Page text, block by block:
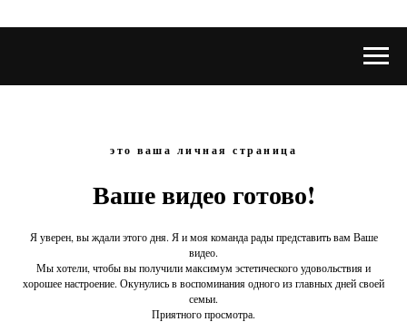
это ваша личная страница
Ваше видео готово!
Я уверен, вы ждали этого дня. Я и моя команда рады представить вам Ваше
видео.
Мы хотели, чтобы вы получили максимум эстетического удовольствия и
хорошее настроение. Окунулись в воспоминания одного из главных дней своей
семьи.
Приятного просмотра.